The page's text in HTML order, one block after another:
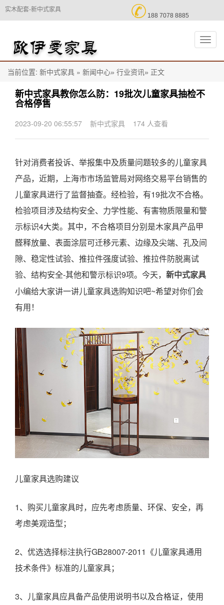
实木配套-新中式家具  188 7078 8885
切
换
导
当前位置: 新中式家具 » 新闻中心» 行业资讯» 正文
新中式家具教你怎么防：19批次儿童家具抽检不
合格停售
2023-09-20 06:55:57 新中式家具 174 人查看
针对消费者投诉、举报集中及质量问题较多的儿童家具
产品，近期，上海市市场监管局对网络交易平台销售的
儿童家具进行了监督抽查。经检验，有19批次不合格。
检验项目涉及结构安全、力学性能、有害物质限量和警
示标识4大类。其中，不合格项目分别是木家具产品甲
醛释放量、表面涂层可迁移元素、边缘及尖端、孔及间
隙、稳定性试验、推拉件强度试验、推拉件防脱离试
验、结构安全-其他和警示标识9项。今天， 新中式家具
小编给大家讲一讲儿童家具选购知识吧~希望对你们会
有用！
儿童家具选购建议
1、购买儿童家具时，应先考虑质量、环保、安全，再
考虑美观造型；
2、优选选择标注执行GB28007-2011《儿童家具通用
技术条件》标准的儿童家具；
3、儿童家具应具备产品使用说明书以及合格证，使用